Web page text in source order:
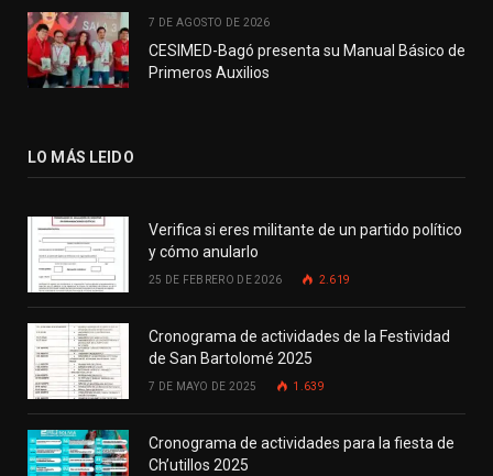
7 DE AGOSTO DE 2026
CESIMED-Bagó presenta su Manual Básico de
Primeros Auxilios
LO MÁS LEIDO
Verifica si eres militante de un partido político
y cómo anularlo
25 DE FEBRERO DE 2026 2.619
Cronograma de actividades de la Festividad
de San Bartolomé 2025
7 DE MAYO DE 2025 1.639
Cronograma de actividades para la fiesta de
Ch’utillos 2025